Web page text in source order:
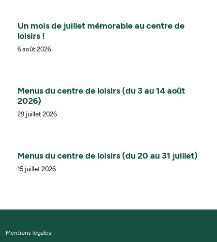
Un mois de juillet mémorable au centre de
loisirs !
6 août 2026
Menus du centre de loisirs (du 3 au 14 août
2026)
29 juillet 2026
Menus du centre de loisirs (du 20 au 31 juillet)
15 juillet 2026
Mentions légales